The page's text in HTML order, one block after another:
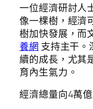
一位經濟研討人
像一棵樹，經濟
樹加快發展，而
養網 支持主干。
續的成長，尤其
育內生氣力。
經濟總量向4萬